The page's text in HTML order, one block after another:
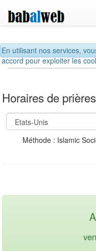
En utilisant nos services,
accord pour exploiter les
Horaires de
Méthode : Islamic